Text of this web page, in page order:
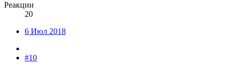
Реакции
20
6 Июл 2018
#10